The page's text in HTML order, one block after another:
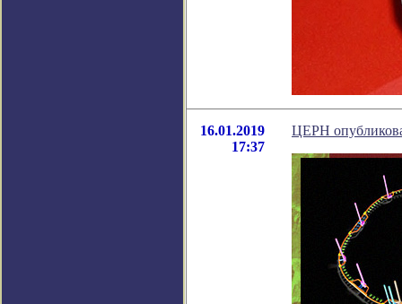
16.01.2019
17:37
ЦЕРН